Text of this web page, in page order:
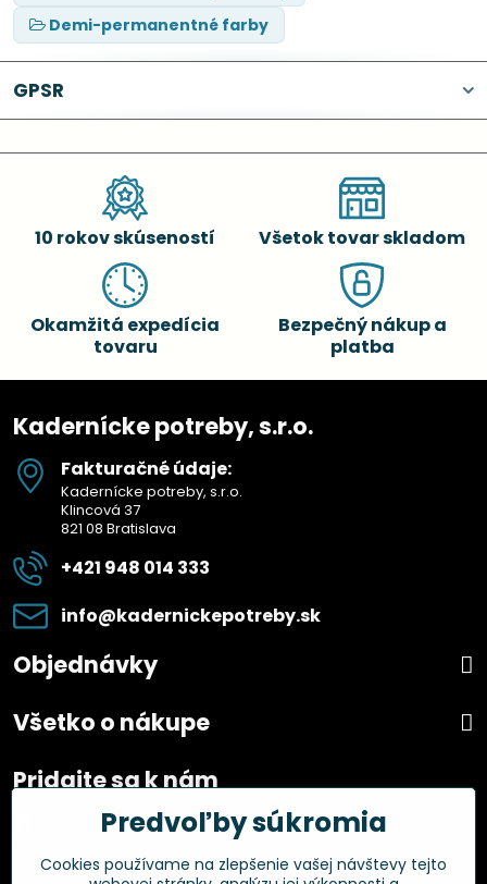
Demi-permanentné farby
GPSR
10 rokov skúseností Všetok tovar skladom
Okamžitá expedícia
tovaru
Bezpečný nákup a
platba
Kadernícke potreby, s.r.o.
Fakturačné údaje:
Kadernícke potreby, s.r.o.
Klincová 37
821 08 Bratislava
+421 948 014 333
info​@kadernickepotreby​.sk
Objednávky
Všetko o nákupe
Pridajte sa k nám
FacebookPredvoľby súkromia
Cookies používame na zlepšenie vašej návštevy tejto